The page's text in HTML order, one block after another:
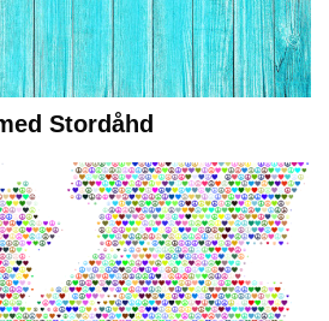
Stordåhd